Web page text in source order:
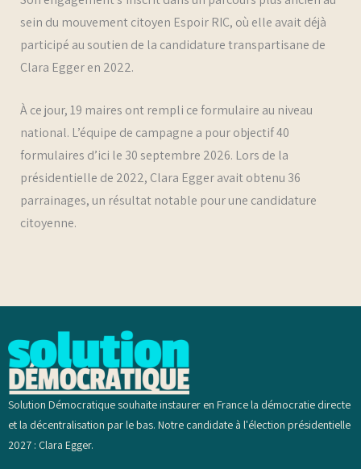
sein du mouvement citoyen Espoir RIC, où elle avait déjà
participé au soutien de la candidature transpartisane de
Clara Egger en 2022.
À ce jour, 19 maires ont rempli ce formulaire au niveau
national. L’équipe de campagne a pour objectif 40
formulaires d’ici le 30 septembre 2026. Lors de la
présidentielle de 2022, Clara Egger avait obtenu 36
parrainages, un résultat notable pour une candidature
citoyenne.
Solution Démocratique souhaite instaurer en France la démocratie directe
et la décentralisation par le bas. Notre candidate à l'élection présidentielle
2027 : Clara Egger.